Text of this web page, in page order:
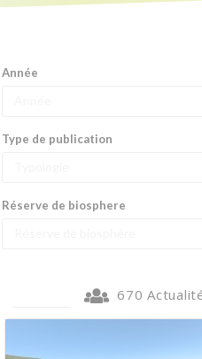
Année
Type de publication
Réserve de biosphere
670